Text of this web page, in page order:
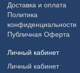
Доставка и оплата
Политика
конфиденциальности
Публичная Оферта
Личный кабинет
Личный кабинет